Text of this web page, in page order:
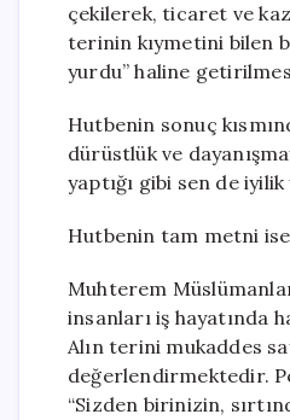
çekilerek, ticaret ve
terinin kıymetini bilen
yurdu” haline
Hutbenin sonuç
dürüstlük ve
yaptığı gibi sen de
Hutbenin tam metni ise
Muhterem
insanları iş hayatında
Alın terini mukaddes
değerlendirmektedir.
“Sizden birinizin,